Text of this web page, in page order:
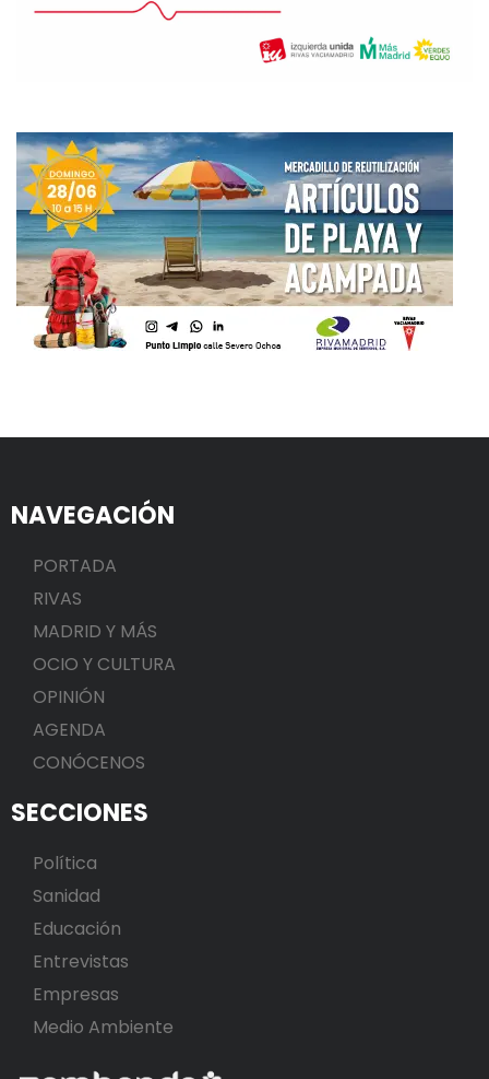
NAVEGACIÓN
PORTADA
RIVAS
MADRID Y MÁS
OCIO Y CULTURA
OPINIÓN
AGENDA
CONÓCENOS
SECCIONES
Política
Sanidad
Educación
Entrevistas
Empresas
Medio Ambiente